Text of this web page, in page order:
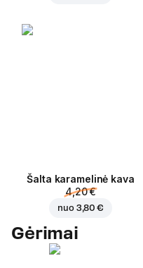
Šalta karamelinė kava
4,20 €
nuo 3,80 €
Gėrimai